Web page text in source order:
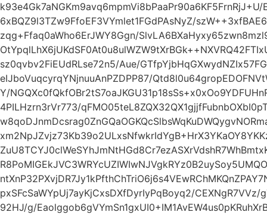
6xBQZ9l3TZw9FfoEF3VYmlet1FGdPAsNyZ/
zqg+Ffaq0aWho6ErJWY8Ggn/
sz0qvbv2FiEUdRLse72n5/Aue/
eIJboVuqcyrqYNjnuuAnPZDPP87/
Y/
4PILHzrn3rVr773/
pxSFcSaWYpUj7ayKjCxsDXfDyrIyPqBoyq2/
92HJ/g/